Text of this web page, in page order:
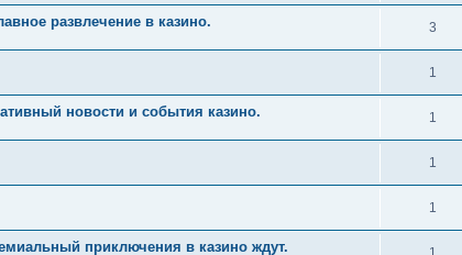
развлечение в казино. 3
1
новости и события казино. 1
1
1
приключения в казино ждут.